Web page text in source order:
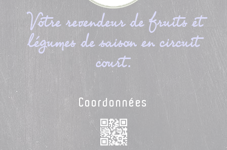
Votre revendeur de fruits et
légumes de saison en circuit
court.
Coordonnées